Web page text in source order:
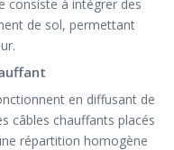
consiste à intégrer des
de sol, permettant
en diffusant de
câbles chauffants placés
répartition homogène